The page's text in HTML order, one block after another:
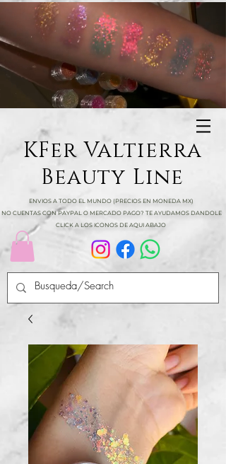
KFer Valtierra
Beauty Line
ENVIOS A TODO EL MUNDO (PRECIOS EN MONEDA MX)
NO CUENTAS CON PAYPAL O MERCADO PAGO? TE AYUDAMOS DANDOLE
CLICK A LOS ICONOS DE AQUI ABAJO